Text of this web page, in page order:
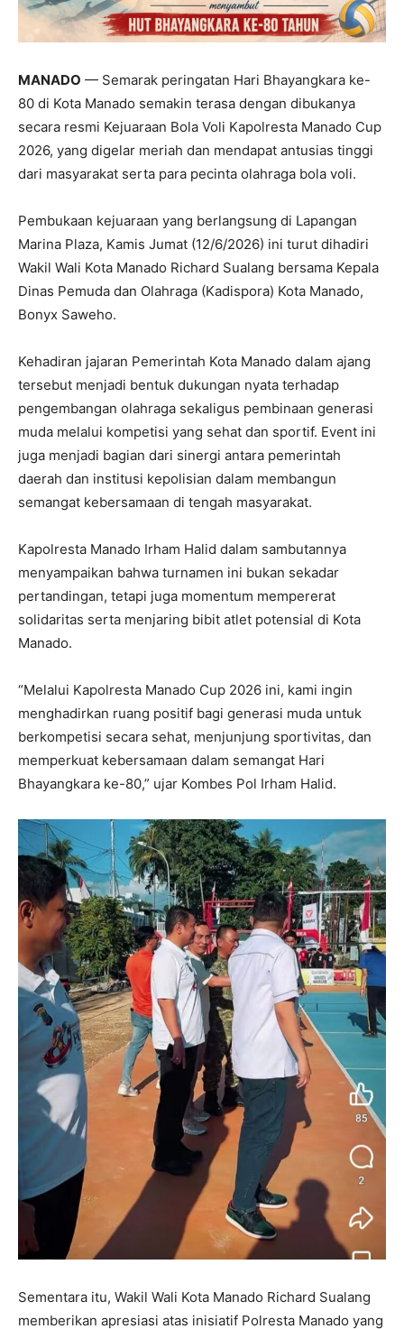
MANADO — Semarak peringatan Hari Bhayangkara ke-
80 di Kota Manado semakin terasa dengan dibukanya
secara resmi Kejuaraan Bola Voli Kapolresta Manado Cup
2026, yang digelar meriah dan mendapat antusias tinggi
dari masyarakat serta para pecinta olahraga bola voli.
Pembukaan kejuaraan yang berlangsung di Lapangan
Marina Plaza, Kamis Jumat (12/6/2026) ini turut dihadiri
Wakil Wali Kota Manado Richard Sualang bersama Kepala
Dinas Pemuda dan Olahraga (Kadispora) Kota Manado,
Bonyx Saweho.
Kehadiran jajaran Pemerintah Kota Manado dalam ajang
tersebut menjadi bentuk dukungan nyata terhadap
pengembangan olahraga sekaligus pembinaan generasi
muda melalui kompetisi yang sehat dan sportif. Event ini
juga menjadi bagian dari sinergi antara pemerintah
daerah dan institusi kepolisian dalam membangun
semangat kebersamaan di tengah masyarakat.
Kapolresta Manado Irham Halid dalam sambutannya
menyampaikan bahwa turnamen ini bukan sekadar
pertandingan, tetapi juga momentum mempererat
solidaritas serta menjaring bibit atlet potensial di Kota
Manado.
“Melalui Kapolresta Manado Cup 2026 ini, kami ingin
menghadirkan ruang positif bagi generasi muda untuk
berkompetisi secara sehat, menjunjung sportivitas, dan
memperkuat kebersamaan dalam semangat Hari
Bhayangkara ke-80,” ujar Kombes Pol Irham Halid.
Sementara itu, Wakil Wali Kota Manado Richard Sualang
memberikan apresiasi atas inisiatif Polresta Manado yang